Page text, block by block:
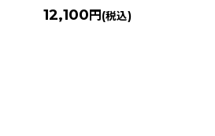
12,100 円 (税込)